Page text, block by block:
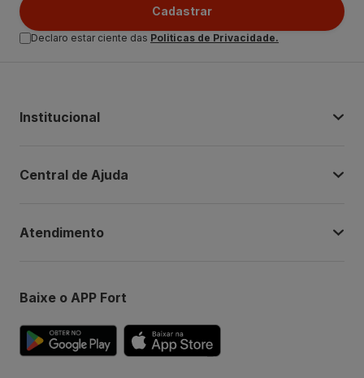
Cadastrar
Declaro estar ciente das Politicas de Privacidade.
Institucional
Central de Ajuda
Atendimento
Baixe o APP Fort